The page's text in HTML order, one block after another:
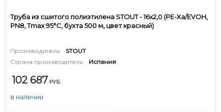
Труба из сшитого полиэтилена STOUT - 16x2,0 (PE-Xa/EVOH,
PN8, Tmax 95°C, бухта 500 м, цвет красный)
Производитель:
STOUT
Страна производитель:
Испания
102 687 РУБ.
в наличии